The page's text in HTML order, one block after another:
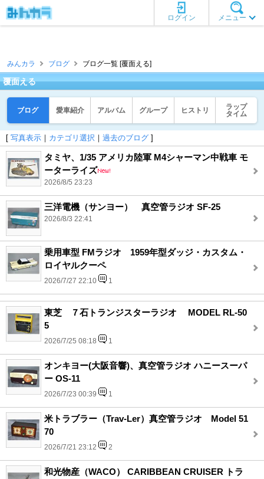
メニュー
ログイン
みんカラ ブログ ブログ一覧 [覆面える]
覆面える
ブログ 愛車紹介 アルバム グループ ヒストリ
ラップ
タイム
[ 写真表示 ｜ カテゴリ選択 ｜ 過去のブログ ]
タミヤ、1/35 アメリカ陸軍 M4シャーマン中戦車 モ
ーターライズ
2026/8/5 23:23
三洋電機（サンヨー） 真空管ラジオ SF-25
2026/8/3 22:41
乗用車型 FMラジオ 1959年型ダッジ・カスタム・
ロイヤルクーペ
2026/7/27 22:10 1
東芝 ７石トランジスターラジオ MODEL RL-50
5
2026/7/25 08:18 1
オンキヨー(大阪音響)、真空管ラジオ ハニースーパ
ー OS-11
2026/7/23 00:39 1
米トラブラー（Trav-Ler）真空管ラジオ Model 51
70
2026/7/21 23:12 2
和光物産（WACO） CARIBBEAN CRUISER トラ